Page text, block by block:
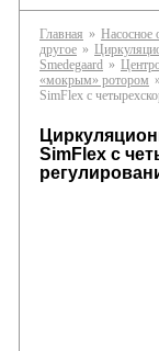
Главная » Насосное
другое »
Smedegaard »
«мокрым» ротором
SimFlex с
SimFlex с